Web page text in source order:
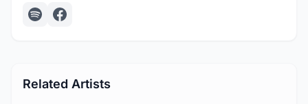
Related Artists